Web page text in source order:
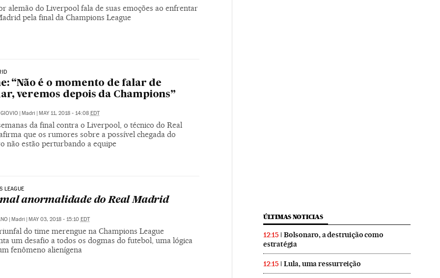
alemão do Liverpool fala de suas emoções ao enfrentar
pela final da Champions League
“Não é o momento de falar de
veremos depois da Champions”
| Madri | MAY 11, 2018 - 14:08 EDT
da final contra o Liverpool, o técnico do Real
que os rumores sobre a possível chegada do
não estão perturbando a equipe
LEAGUE
anormalidade do Real Madrid
Madri MAY 03, 2018 - 15:10 EDT
do time merengue na Champions League
um desafio a todos os dogmas do futebol, uma lógica
fenômeno alienígena
ÚLTIMAS NOTICIAS
12:15
Bolsonaro, a destruição como
estratégia
12:15 Lula, uma ressurreição